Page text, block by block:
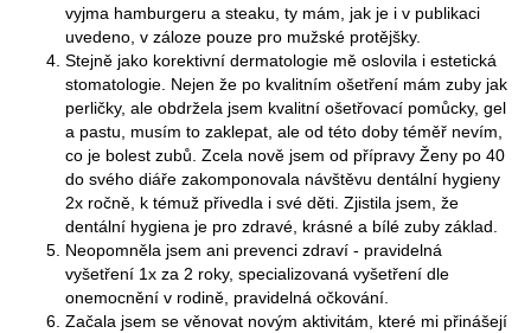
vyjma hamburgeru a steaku, ty mám, jak je i v publikaci
uvedeno, v záloze pouze pro mužské protějšky.
Stejně jako korektivní dermatologie mě oslovila i estetická
stomatologie. Nejen že po kvalitním ošetření mám zuby jak
perličky, ale obdržela jsem kvalitní ošetřovací pomůcky, gel
a pastu, musím to zaklepat, ale od této doby téměř nevím,
co je bolest zubů. Zcela nově jsem od přípravy Ženy po 40
do svého diáře zakomponovala návštěvu dentální hygieny
2x ročně, k témuž přivedla i své děti. Zjistila jsem, že
dentální hygiena je pro zdravé, krásné a bílé zuby základ.
Neopomněla jsem ani prevenci zdraví - pravidelná
vyšetření 1x za 2 roky, specializovaná vyšetření dle
onemocnění v rodině, pravidelná očkování.
Začala jsem se věnovat novým aktivitám, které mi přinášejí